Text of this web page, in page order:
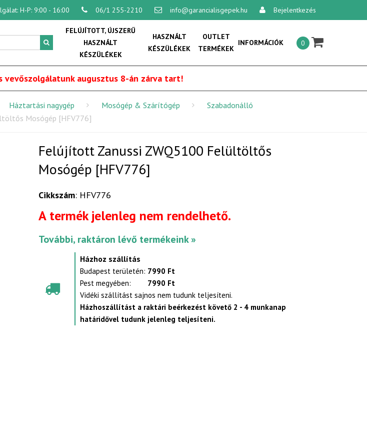
H-P: 9:00 - 16:00 06/1 255-2210 info@garancialisgepek.hu Bejelentkezés
×
0
FELÚJÍTOTT, ÚJSZERŰ
HASZNÁLT
KÉSZÜLÉKEK
HASZNÁLT
KÉSZÜLÉKEK
OUTLET
TERMÉKEK
INFORMÁCIÓK
Általános szerződési feltételek:
Vásárlási feltételek
Szállítási feltételek
vevőszolgálatunk augusztus 8-án zárva tart!
Háztartási nagygép Mosógép & Szárítógép
Szabadonálló
Mosógép [HFV776]
Felújított Zanussi ZWQ5100 Felültöltős
Mosógép [HFV776]
Cikkszám: HFV776
A termék jelenleg nem rendelhető.
További, raktáron lévő termékeink »
Házhoz szállítás
Budapest területén: 7990 Ft
Pest megyében:
7990 Ft
Vidéki szállítást sajnos nem tudunk teljesíteni.
Házhoszállítást a raktári beérkezést követő 2 - 4 munkanap
határidővel tudunk jelenleg teljesíteni.